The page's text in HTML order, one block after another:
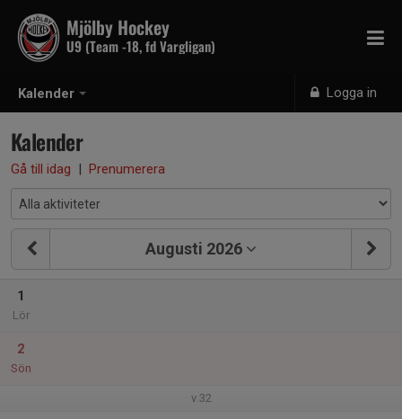
Kalender Logga in
Mjölby Hockey
U9 (Team -18, fd Vargligan)
Kalender
Gå till idag | Prenumerera
Augusti 2026
1
Lör
2
Sön
v.32